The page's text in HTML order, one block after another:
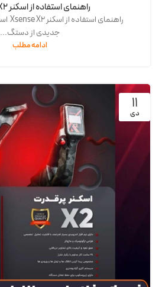
راهنمای استفاده از اسکنر Xsense X2
جدیدی از دستگ...
ادامه مطلب
11
دی